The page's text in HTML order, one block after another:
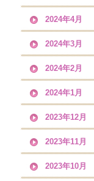
2024年4月
2024年3月
2024年2月
2024年1月
2023年12月
2023年11月
2023年10月